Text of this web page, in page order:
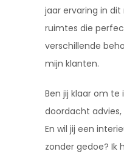
jaar ervaring in
ruimtes die
verschillende
mijn klanten.
Ben jij klaar om
doordacht
En wil jij een
zonder gedoe? Ik